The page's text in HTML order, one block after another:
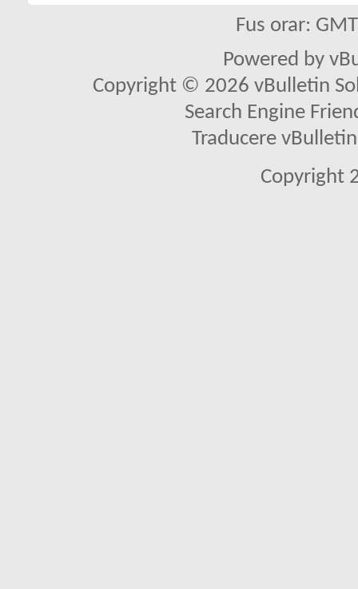
Fus orar:
Powered by
Copyright © 2026 vBulletin
Search Engine
Traducere
Copyright